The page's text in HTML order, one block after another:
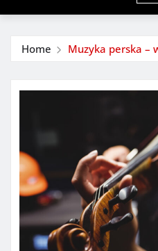
Home Muzyka perska –